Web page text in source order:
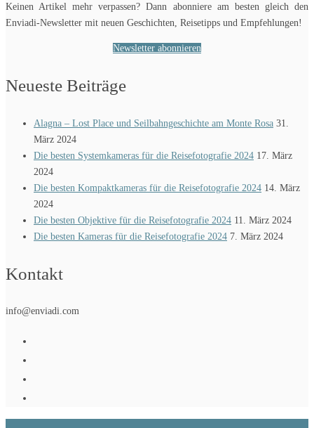
Keinen Artikel mehr verpassen? Dann abonniere am besten gleich den
Enviadi-Newsletter mit neuen Geschichten, Reisetipps und Empfehlungen!
Newsletter abonnieren
Neueste Beiträge
Alagna – Lost Place und Seilbahngeschichte am Monte Rosa 31.
März 2024
Die besten Systemkameras für die Reisefotografie 2024 17. März
2024
Die besten Kompaktkameras für die Reisefotografie 2024 14. März
2024
Die besten Objektive für die Reisefotografie 2024 11. März 2024
Die besten Kameras für die Reisefotografie 2024 7. März 2024
Kontakt
info@enviadi.com